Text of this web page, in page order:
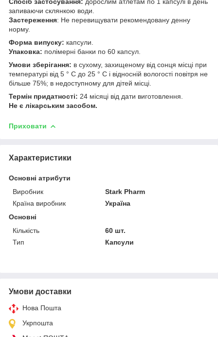
запиваючи склянкою води.
Застереження: Не перевищувати рекомендовану денну
норму.
Форма випуску: капсули.
Упаковка: полімерні банки по 60 капсул.
Умови зберігання: в сухому, захищеному від сонця місці при
температурі від 5 ° С до 25 ° С і відносній вологості повітря не
більше 75%; в недоступному для дітей місці.
Термін придатності: 24 місяці від дати виготовлення.
Не є лікарським засобом.
Приховати
Характеристики
Основні атрибути
Виробник
Stark Pharm
Країна виробник
Україна
Основні
Кількість
60 шт.
Тип
Капсули
Умови доставки
Нова Пошта
Укрпошта